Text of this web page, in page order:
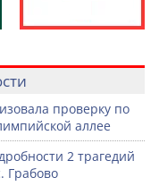
проверку по
аллее
2 трагедий
Грабово